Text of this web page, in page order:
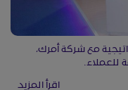
مع شركة أمرك،
اقرأ المزيد